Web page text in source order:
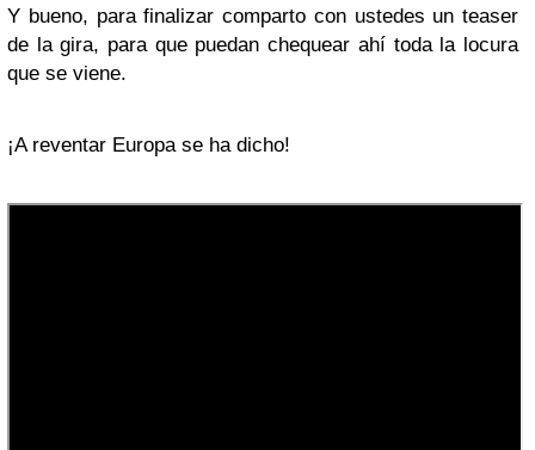
Y bueno, para finalizar comparto con ustedes un teaser
de la gira, para que puedan chequear ahí toda la locura
que se viene.
¡A reventar Europa se ha dicho!